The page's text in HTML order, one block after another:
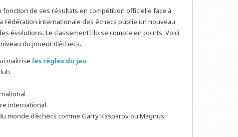
de ses résultats en compétition officielle face à
Fédération internationale des échecs publie un nouveau
évolutions. Le classement Elo se compte en points. Voici
du joueur d’échecs.
maîtrise les règles du jeu
international
monde d’échecs comme Garry Kasparov ou Magnus